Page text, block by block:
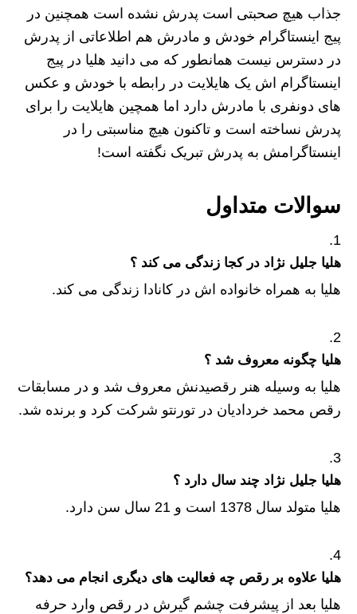
جذاب هیچ صحبتی است پدرش نشده است همچنین در
پیج اینستاگرام خودش و مادرش هم اطلاعاتی از پدرش
در دسترس نیست همانطور که می دانید هلیا در پیج
اینستاگرام اش یک هایلایت در رابطه با خودش و عکس
های دونفری با مادرش دارد اما همچین هایلایت را برای
پدرش نساخته است و تاکنون هیچ مناسبتی را در
اینستاگرامش به پدرش تبریک نگفته است!
سوالات متداول
هلیا جلیل نژاد در کجا زندگی می کند ؟
هلیا به همراه خانواده اش در کانادا زندگی می کند.
هلیا چگونه معروف شد ؟
هلیا به وسیله هنر رقصیدنش معروف شد و در مسابقات
رقص محمد خردادیان در تورنتو شرکت کرد و برنده شد.
هلیا جلیل نژاد چند سال دارد ؟
هلیا متولد سال 1378 است و 21 سال سن دارد.
هلیا علاوه بر رقص چه فعالیت های دیگری انجام می دهد؟
هلیا بعد از پیشرفت چشم گیرش در رقص وارد حرفه